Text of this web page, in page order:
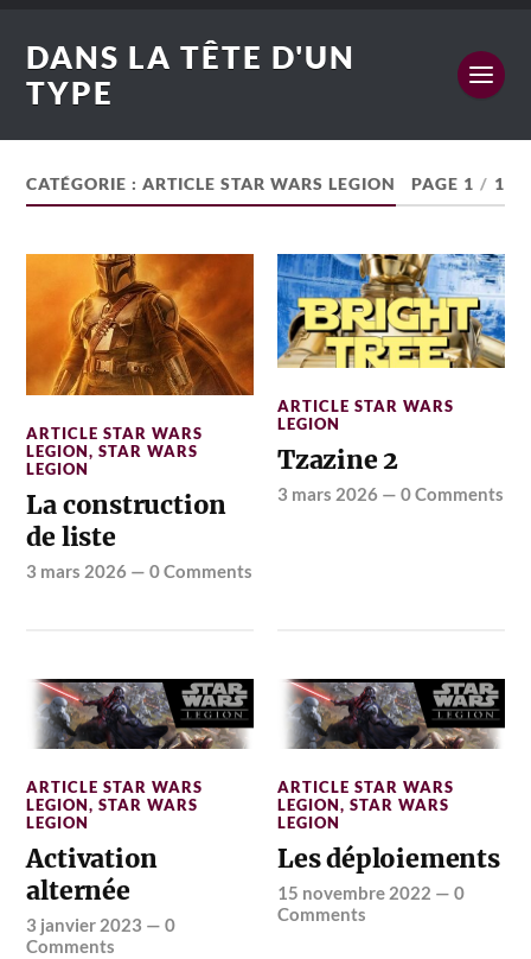
DANS LA TÊTE D'UN
TYPE
CATÉGORIE :ARTICLE STAR WARS LEGION PAGE 1 / 1
ARTICLE STAR WARS
LEGION,STAR WARS
LEGION
La construction
de liste
3 mars 2026 —0 Comments
ARTICLE STAR WARS
LEGION
Tzazine 2
3 mars 2026 —0 Comments
ARTICLE STAR WARS
LEGION,STAR WARS
LEGION
Activation
alternée
3 janvier 2023 —0
Comments
ARTICLE STAR WARS
LEGION,STAR WARS
LEGION
Les déploiements
15 novembre 2022 —0
Comments